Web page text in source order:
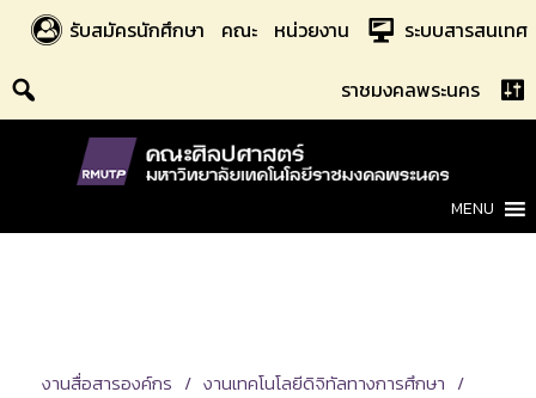
content
รับสมัครนักศึกษา คณะ หน่วยงาน ระบบสารสนเทศ
ราชมงคลพระนคร
MENU
งานสื่อสารองค์กร
งานเทคโนโลยีดิจิทัลทางการศึกษา